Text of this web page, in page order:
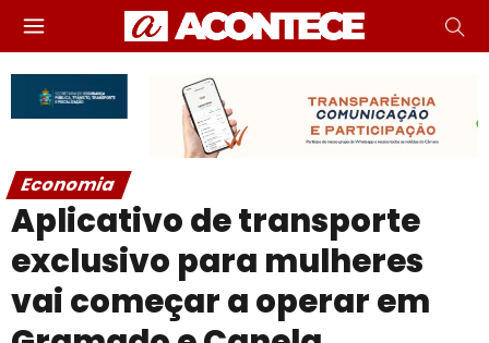
Economia
Aplicativo de transporte
exclusivo para mulheres
vai começar a operar em